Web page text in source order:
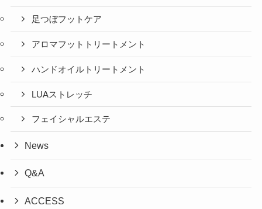
足つぼフットケア
アロマフットトリートメント
ハンドオイルトリートメント
LUAストレッチ
フェイシャルエステ
News
Q&A
ACCESS